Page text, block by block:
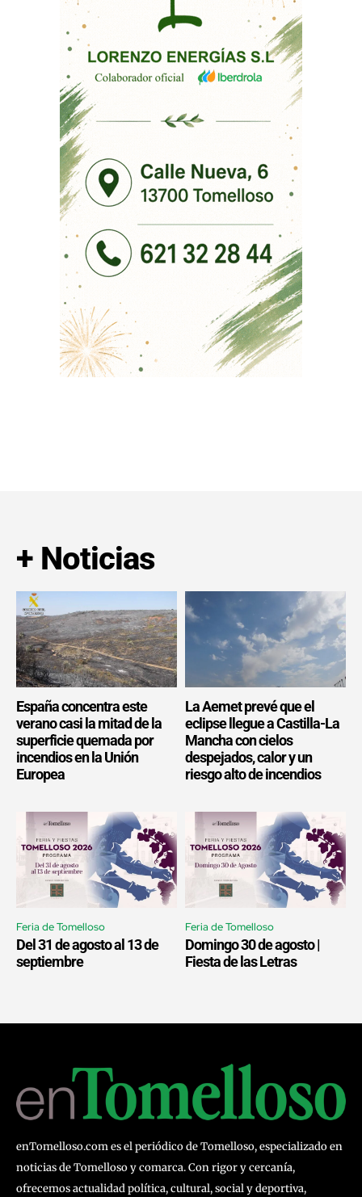
+ Noticias
España concentra este
verano casi la mitad de la
superficie quemada por
incendios en la Unión
Europea
La Aemet prevé que el
eclipse llegue a Castilla-La
Mancha con cielos
despejados, calor y un
riesgo alto de incendios
Feria de Tomelloso
Del 31 de agosto al 13 de
septiembre
Feria de Tomelloso
Domingo 30 de agosto |
Fiesta de las Letras
enTomelloso.com es el periódico de Tomelloso, especializado en
noticias de Tomelloso y comarca. Con rigor y cercanía,
ofrecemos actualidad política, cultural, social y deportiva,